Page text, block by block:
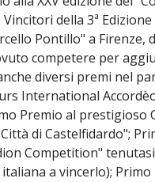
della 3ª
Pontillo" a Firenze,
competere per
diversi premi nel
International
Premio al prestigioso
di Castelfidardo";
Competition"
a vincerlo);